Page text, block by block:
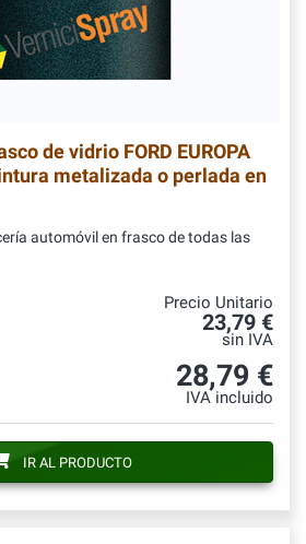
de vidrio FORD EUROPA
metalizada o perlada en
automóvil en frasco de todas las
Precio Unitario
23,79 €
sin IVA
28,79 €
IVA incluido
IR AL PRODUCTO